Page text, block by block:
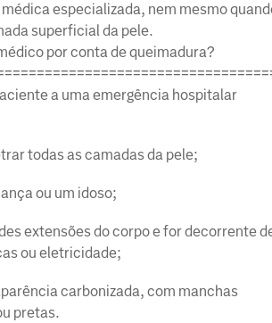
especializada, nem mesmo
superficial da pele.
por conta de queimadura?
a uma emergência hospitalar
todas as camadas da pele;
ou um idoso;
extensões do corpo e for decorrente
ou eletricidade;
carbonizada, com manchas
pretas.